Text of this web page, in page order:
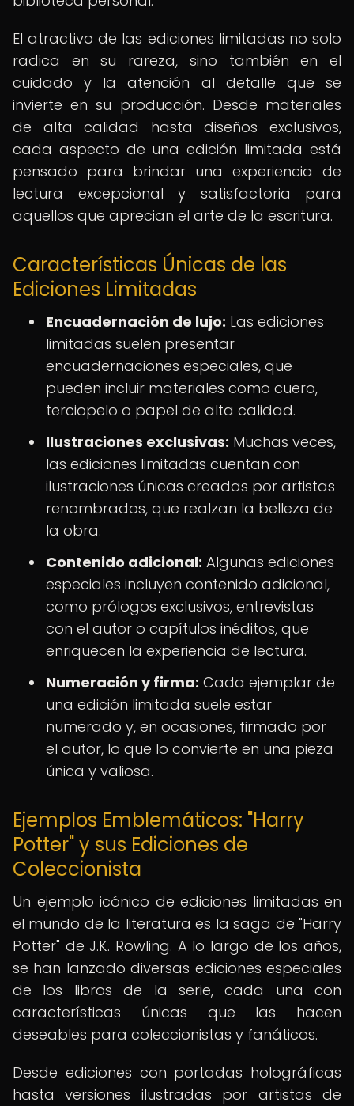
El atractivo de las ediciones limitadas no solo
radica en su rareza, sino también en el
cuidado y la atención al detalle que se
invierte en su producción. Desde materiales
de alta calidad hasta diseños exclusivos,
cada aspecto de una edición limitada está
pensado para brindar una experiencia de
lectura excepcional y satisfactoria para
aquellos que aprecian el arte de la escritura.
Características Únicas de las
Ediciones Limitadas
Encuadernación de lujo: Las ediciones
limitadas suelen presentar
encuadernaciones especiales, que
pueden incluir materiales como cuero,
terciopelo o papel de alta calidad.
Ilustraciones exclusivas: Muchas veces,
las ediciones limitadas cuentan con
ilustraciones únicas creadas por artistas
renombrados, que realzan la belleza de
la obra.
Contenido adicional: Algunas ediciones
especiales incluyen contenido adicional,
como prólogos exclusivos, entrevistas
con el autor o capítulos inéditos, que
enriquecen la experiencia de lectura.
Numeración y firma: Cada ejemplar de
una edición limitada suele estar
numerado y, en ocasiones, firmado por
el autor, lo que lo convierte en una pieza
única y valiosa.
Ejemplos Emblemáticos: "Harry
Potter" y sus Ediciones de
Coleccionista
Un ejemplo icónico de ediciones limitadas en
el mundo de la literatura es la saga de "Harry
Potter" de J.K. Rowling. A lo largo de los años,
se han lanzado diversas ediciones especiales
de los libros de la serie, cada una con
características únicas que las hacen
deseables para coleccionistas y fanáticos.
Desde ediciones con portadas holográficas
hasta versiones ilustradas por artistas de